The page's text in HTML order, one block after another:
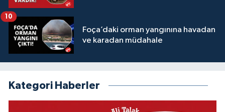
Foça’daki orman yangınına havadan
ve karadan müdahale
10
Kategori Haberler